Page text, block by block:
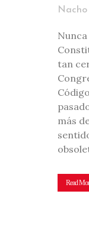
Nacho
tan
más
Read